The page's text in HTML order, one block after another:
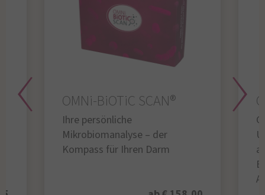
OMNi-BiOTiC SCAN®
Ihre persönliche
Mikrobiomanalyse – der
Kompass für Ihren Darm